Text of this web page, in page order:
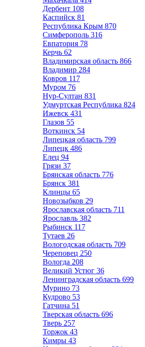
Дербент 108
Каспийск 81
Республика Крым 870
Симферополь 316
Евпатория 78
Керчь 62
Владимирская область 866
Владимир 284
Ковров 117
Муром 76
Нур-Султан 831
Удмуртская Республика 824
Ижевск 431
Глазов 55
Воткинск 54
Липецкая область 799
Липецк 486
Елец 94
Грязи 37
Брянская область 776
Брянск 381
Клинцы 65
Новозыбков 29
Ярославская область 711
Ярославль 382
Рыбинск 117
Тутаев 26
Вологодская область 709
Череповец 250
Вологда 208
Великий Устюг 36
Ленинградская область 699
Мурино 73
Кудрово 53
Гатчина 51
Тверская область 696
Тверь 257
Торжок 43
Кимры 43